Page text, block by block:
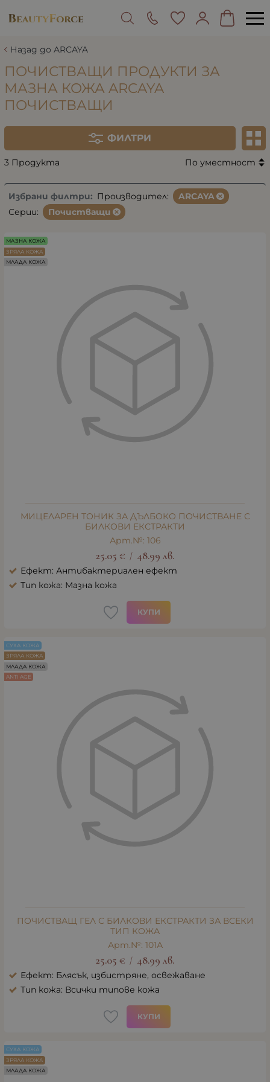
Назад до ARCAYA
ПОЧИСТВАЩИ ПРОДУКТИ ЗА
МАЗНА КОЖА ARCAYA
ПОЧИСТВАЩИ
ФИЛТРИ
3 Продукта По уместност
Избрани филтри: Производител:
ARCAYA
Серии:
Почистващи
МИЦЕЛАРЕН ТОНИК ЗА ДЪЛБОКО ПОЧИСТВАНЕ С
БИЛКОВИ ЕКСТРАКТИ
Арт.№: 106
25.05 € / 48.99 лв.
Ефект: Антибактериален ефект
Тип кожа: Мазна кожа
КУПИ
МАЗНА КОЖА
ЗРЯЛА КОЖА
МЛАДА КОЖА
ПОЧИСТВАЩ ГЕЛ С БИЛКОВИ ЕКСТРАКТИ ЗА ВСЕКИ
ТИП КОЖА
Арт.№: 101А
25.05 € / 48.99 лв.
Ефект: Блясък, избистряне, освежаване
Тип кожа: Всички типове кожа
КУПИ
СУХА КОЖА
ЗРЯЛА КОЖА
МЛАДА КОЖА
ANTI AGE
СУХА КОЖА
ЗРЯЛА КОЖА
МЛАДА КОЖА